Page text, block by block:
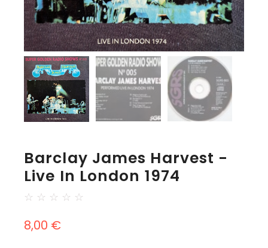
Barclay James Harvest -
Live In London 1974
☆ ☆ ☆ ☆ ☆
8,00 €